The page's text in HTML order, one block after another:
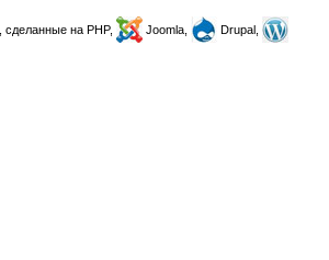
, сделанные на PHP, Joomla,
Drupal,